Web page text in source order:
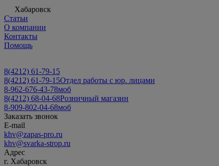
Хабаровск
Статьи
О компании
Контакты
Помощь
8(4212) 61-79-15
8(4212) 61-79-15Отдел работы с юр. лицами
8-962-676-43-78моб
8(4212) 68-04-68Розничный магазин
8-909-802-04-68моб
Заказать звонок
E-mail
khv@zapas-pro.ru
khv@svarka-strop.ru
Адрес
г. Хабаровск